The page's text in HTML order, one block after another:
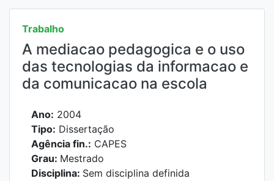
Trabalho
A mediacao pedagogica e o uso
das tecnologias da informacao e
da comunicacao na escola
Ano: 2004
Tipo: Dissertação
Agência fin.: CAPES
Grau: Mestrado
Disciplina: Sem disciplina definida